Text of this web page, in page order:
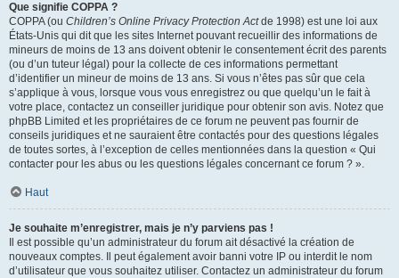
Que signifie COPPA ?
COPPA (ou Children’s Online Privacy Protection Actde 1998) est une loi aux
États-Unis qui dit que les sites Internet pouvant recueillir des informations de
mineurs de moins de 13 ans doivent obtenir le consentement écrit des parents
(ou d’un tuteur légal) pour la collecte de ces informations permettant
d’identifier un mineur de moins de 13 ans. Si vous n’êtes pas sûr que cela
s’applique à vous, lorsque vous vous enregistrez ou que quelqu’un le fait à
votre place, contactez un conseiller juridique pour obtenir son avis. Notez que
phpBB Limited et les propriétaires de ce forum ne peuvent pas fournir de
conseils juridiques et ne sauraient être contactés pour des questions légales
de toutes sortes, à l’exception de celles mentionnées dans la question « Qui
contacter pour les abus ou les questions légales concernant ce forum ? ».
Haut
Je souhaite m’enregistrer, mais je n’y parviens pas !
Il est possible qu’un administrateur du forum ait désactivé la création de
nouveaux comptes. Il peut également avoir banni votre IP ou interdit le nom
d’utilisateur que vous souhaitez utiliser. Contactez un administrateur du forum